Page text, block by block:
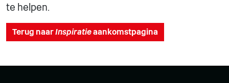
te helpen.
Terug naarInspiratieaankomstpagina